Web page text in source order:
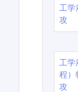
工
攻
工
程）
攻